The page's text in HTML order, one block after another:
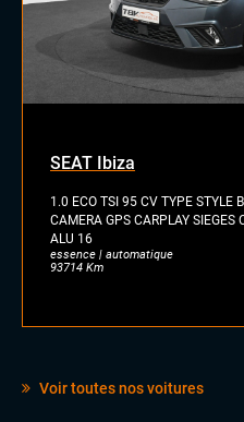
SEAT Ibiza
1.0 ECO TSI 95 CV TYPE STYLE
CAMERA GPS CARPLAY
ALU 16
essence | automatique
93714 Km
Voir toutes nos voitures